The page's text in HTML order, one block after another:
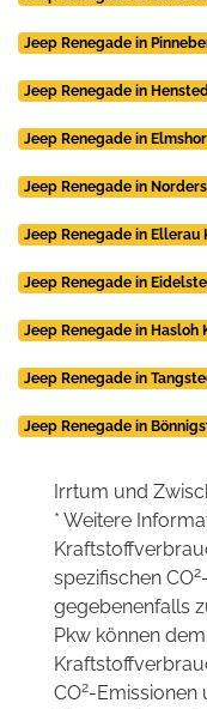
Jeep Renegade in
Jeep Renegade in
Jeep Renegade in
Jeep Renegade in
Jeep Renegade in Ellerau
Jeep Renegade in
Jeep Renegade in Hasloh
Jeep Renegade in
Jeep Renegade in
Irrtum und
* Weitere
spezifischen CO2
gegebenenfalls
Pkw können
CO2-Emissionen